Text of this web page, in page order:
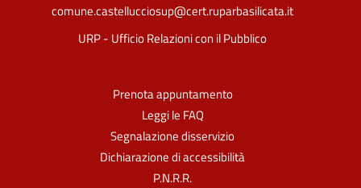
comune.castellucciosup@cert.ruparbasilicata.it
URP - Ufficio Relazioni con il Pubblico
Prenota appuntamento
Leggi le FAQ
Segnalazione disservizio
Dichiarazione di accessibilità
P.N.R.R.